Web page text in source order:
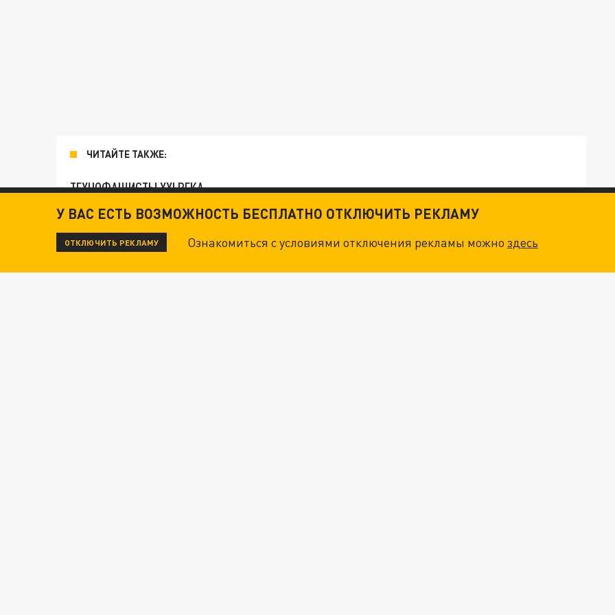
ЧИТАЙТЕ ТАКЖЕ:
ТЕХНОФАШИСТЫ XXI ВЕКА
"КРОТАМИ" БЫЛИ ВСЕ? ТЕРАКТ В ЦЕНТРЕ МОСКВЫ: НА ГЕНЕРАЛОВ ОХОТЯТСЯ "ЖИВЫЕ ДРОНЫ"
ДАНЯ С ДАШЕЙ СПАСЛИСЬ ОТ БОЕВИКОВ ВСУ. НО БЕДЫ ДЛЯ МАЛЫШЕЙ НЕ ЗАКОНЧИЛИСЬ
У ВАС ЕСТЬ ВОЗМОЖНОСТЬ БЕСПЛАТНО ОТКЛЮЧИТЬ РЕКЛАМУ
ОТКЛЮЧИТЬ РЕКЛАМУ Ознакомиться с условиями отключения рекламы можноздесь